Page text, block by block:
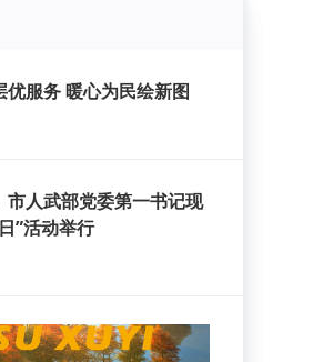
服务 暖心为民绘新图
市人武部党委第一书记现
”活动举行